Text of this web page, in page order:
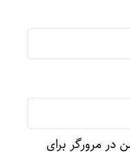
در مرورگر برای